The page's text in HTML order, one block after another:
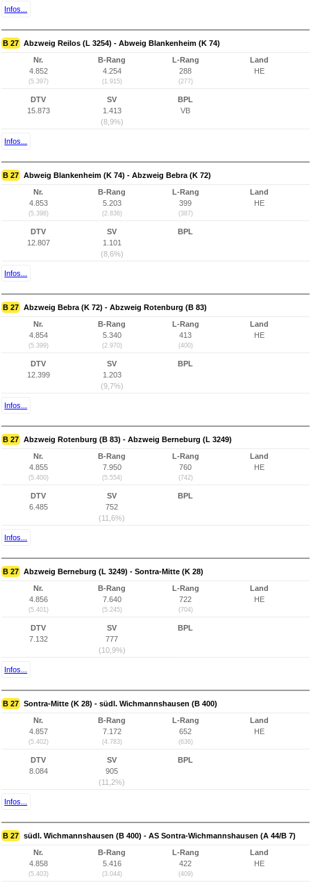
Infos...
B 27 Abzweig Reilos (L 3254) - Abweig Blankenheim (K 74)
Nr.
4.852
(5.397)
B-Rang
4.254
(1.915)
L-Rang
288
(277)
Land
HE
DTV
15.873
SV
1.413
(8,9%)
BPL
VB
Infos...
B 27 Abweig Blankenheim (K 74) - Abzweig Bebra (K 72)
Nr.
4.853
(5.398)
B-Rang
5.203
(2.836)
L-Rang
399
(387)
Land
HE
DTV
12.807
SV
1.101
(8,6%)
BPL
Infos...
B 27 Abzweig Bebra (K 72) - Abzweig Rotenburg (B 83)
Nr.
4.854
(5.399)
B-Rang
5.340
(2.970)
L-Rang
413
(400)
Land
HE
DTV
12.399
SV
1.203
(9,7%)
BPL
Infos...
B 27 Abzweig Rotenburg (B 83) - Abzweig Berneburg (L 3249)
Nr.
4.855
(5.400)
B-Rang
7.950
(5.554)
L-Rang
760
(742)
Land
HE
DTV
6.485
SV
752
(11,6%)
BPL
Infos...
B 27 Abzweig Berneburg (L 3249) - Sontra-Mitte (K 28)
Nr.
4.856
(5.401)
B-Rang
7.640
(5.245)
L-Rang
722
(704)
Land
HE
DTV
7.132
SV
777
(10,9%)
BPL
Infos...
B 27 Sontra-Mitte (K 28) - südl. Wichmannshausen (B 400)
Nr.
4.857
(5.402)
B-Rang
7.172
(4.783)
L-Rang
652
(636)
Land
HE
DTV
8.084
SV
905
(11,2%)
BPL
Infos...
B 27 südl. Wichmannshausen (B 400) - AS Sontra-Wichmannshausen (A 44/B 7)
Nr.
4.858
(5.403)
B-Rang
5.416
(3.044)
L-Rang
422
(409)
Land
HE